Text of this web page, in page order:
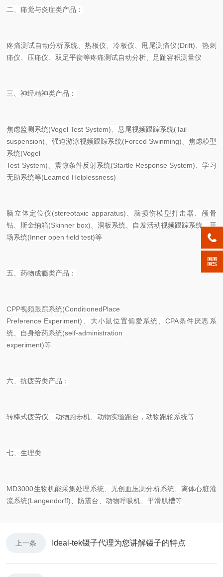
二、痛觉与炎症类产品：
疼痛测试自动分析系统、热板仪、冷板仪、甩尾测痛仪(Drift)、热刺
痛仪、压痛仪、双足平衡等疼痛测试自动分析、足趾容积测量仪
三、神经精神类产品：
焦虑监测系统(Vogel Test System)、悬尾视频跟踪系统(Tail
suspension)、强迫游泳视频跟踪系统(Forced Swinming)、焦虑模型
系统(Vogel
Test System)、震惊条件反射系统(Startle Response System)、学习
无助系统等(Leamed Helplessness)
脑立体定位仪(stereotaxic apparatus)、脑损伤模型打击器、颅骨
钻、斯金纳箱(Skinner box)、洞板系统、自发活动视频跟踪系统、开
场系统(Inner open field test)等
五、药物成瘾类产品：
CPP视频跟踪系统(ConditionedPlace
Preference Experiment)、大小鼠位置偏爱系统、CPA条件厌恶系
统、自身给药系统(self-administration
experiment)等
六、抗疲劳类产品：
转棒式疲劳仪、动物跑步机、动物实验跑台，动物跑轮系统等
七、生理类
MD3000生物机能采集处理系统、无创血压测分析系统、离体心脏灌
流系统(Langendorff)、防震台、动物呼吸机、平滑肌槽等
上一条 Ideal-tek镊子代理为您讲解镊子的特点